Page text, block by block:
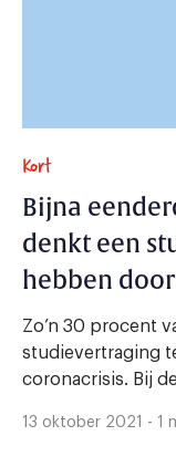
Kort
Bijna
denkt een
hebben
Zo’n 30 procent
studievertraging
coronacrisis. Bij
13 oktober 2021 - 1